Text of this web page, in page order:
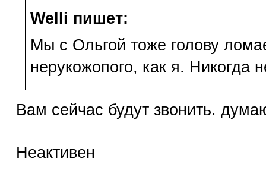
Welli пишет:
Мы с Ольгой тоже голову
нерукожопого, как я. Никогда
Вам сейчас будут звонить.
Неактивен